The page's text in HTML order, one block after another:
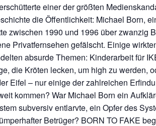
einer der größten
die Öffentlichkeit: Michael Born,
zwischen 1990 und 1996 über zwanzig
Privatfernsehen gefälscht. Einige
absurde Themen: Kinderarbeit für
die Kröten lecken, um high zu werden,
Eifel – nur einige der zahlreichen
kommen? War Michael Born ein
subversiv entlarvte, ein Opfer des
Betrüger? BORN TO FAKE